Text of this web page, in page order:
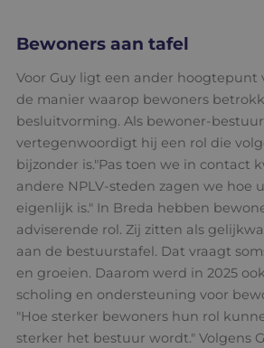
Bewoners aan tafel
Voor Guy ligt een ander hoogtepunt
de manier waarop bewoners
besluitvorming. Als bewoner-
vertegenwoordigt hij een rol die
bijzonder is."Pas toen we in contact
andere NPLV-steden zagen we hoe
eigenlijk is." In Breda hebben
adviserende rol. Zij zitten als
aan de bestuurstafel. Dat vraagt
en groeien. Daarom werd in 2025
scholing en ondersteuning voor
"Hoe sterker bewoners hun rol
sterker het bestuur wordt." Volgens